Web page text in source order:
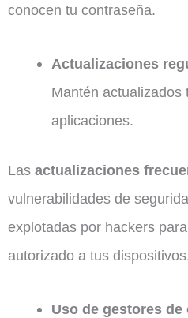
conocen tu contraseña.
Actualizaciones
Mantén actualizados
aplicaciones.
Las actualizaciones
vulnerabilidades de
explotadas por hackers
autorizado a tus
Uso de gestores